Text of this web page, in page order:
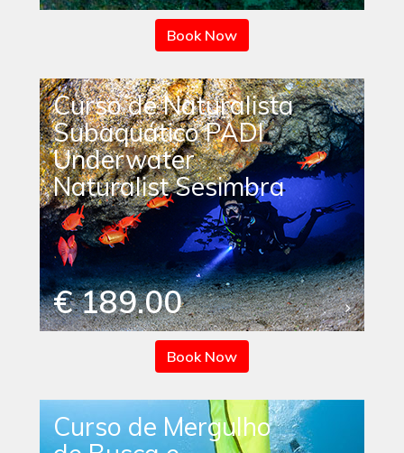
Book Now
Curso de Naturalista
Subaquático PADI
Underwater
Naturalist Sesimbra
€ 189.00
Book Now
Curso de Mergulho